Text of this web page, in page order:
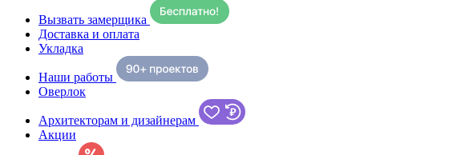
Вызвать замерщика
Доставка и оплата
Укладка
Наши работы
Оверлок
Архитекторам и дизайнерам
Акции